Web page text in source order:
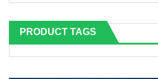
PRODUCT TAGS